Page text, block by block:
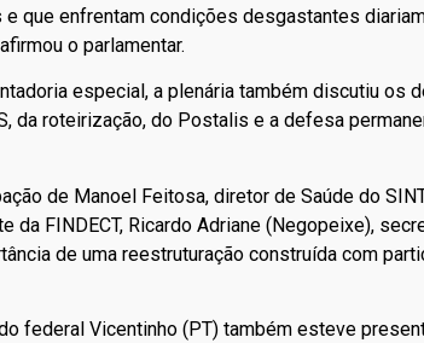
que enfrentam condições desgastantes
o parlamentar.
especial, a plenária também discutiu os
da roteirização, do Postalis e a defesa
de Manoel Feitosa, diretor de Saúde do
da FINDECT, Ricardo Adriane (Negopeixe),
de uma reestruturação construída com
federal Vicentinho (PT) também esteve